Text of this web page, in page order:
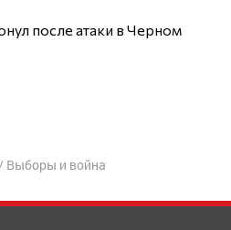
после атаки в Черном
Выборы и война